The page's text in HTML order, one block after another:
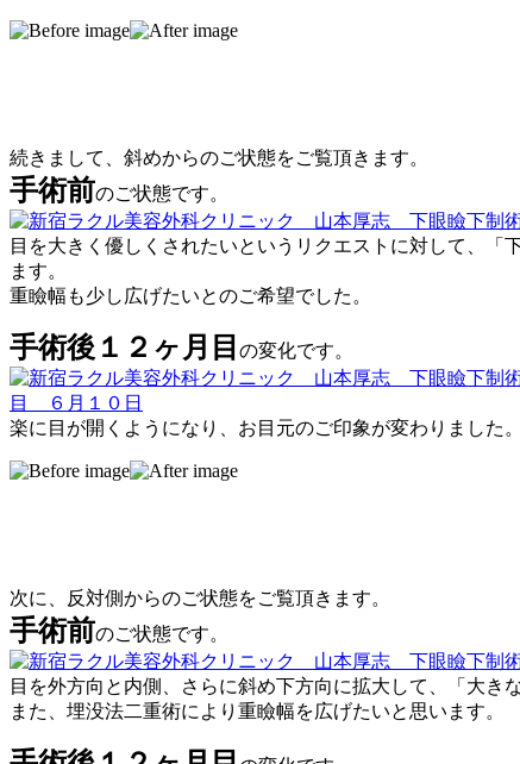
続きまして、斜めからのご状態をご覧頂きます。
手術前のご状態です。
目を大きく優しくされたいというリクエストに対して、
ます。
重瞼幅も少し広げたいとのご希望でした。
手術後１２ヶ月目 の変化です。
楽に目が開くようになり、お目元のご印象が変わりました
次に、反対側からのご状態をご覧頂きます。
手術前のご状態です。
目を外方向と内側、さらに斜め下方向に拡大して、「大き
また、埋没法二重術により重瞼幅を広げたいと思います。